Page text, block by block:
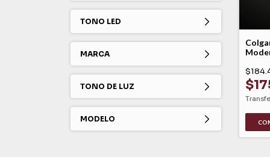
TONO LED
MARCA
TONO DE LUZ
MODELO
Gu10